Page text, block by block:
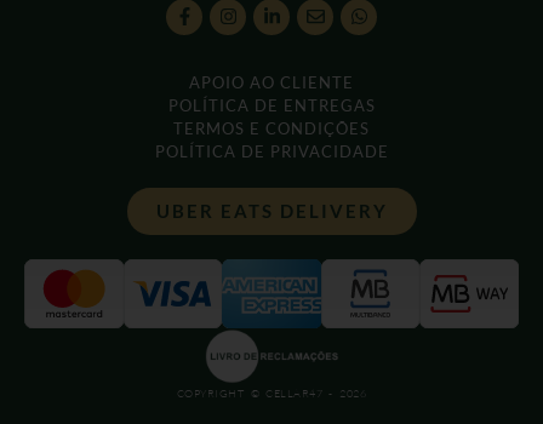
APOIO AO CLIENTE
POLÍTICA DE ENTREGAS
TERMOS E CONDIÇÕES
POLÍTICA DE PRIVACIDADE
UBER EATS DELIVERY
COPYRIGHT © CELLAR47 - 2026